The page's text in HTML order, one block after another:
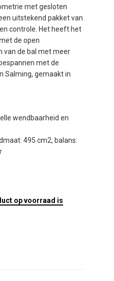
met gesloten
uitstekend pakket van
controle. Het heeft het
de open
van de bal met meer
met de
Salming, gemaakt in
wendbaarheid en
495 cm2, balans:
op voorraad is